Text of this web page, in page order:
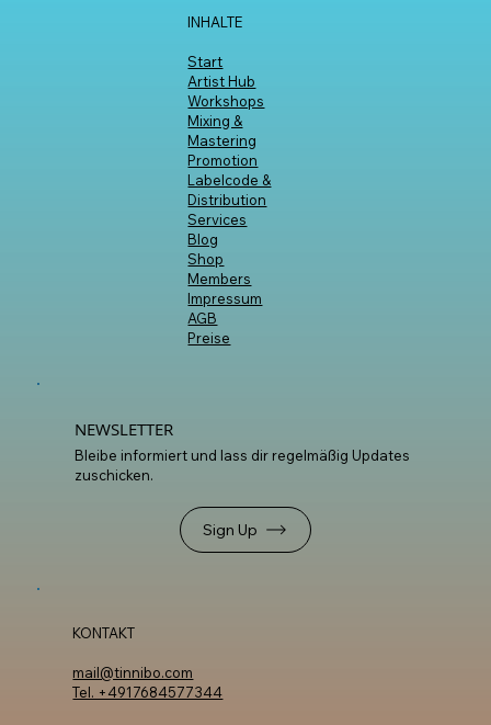
EFA 2024 - Die Location und der Aufbau im
INHALTE
Start
Artist Hub
Workshops
Mixing &
Mastering
Promotion
Labelcode &
Distribution
Services
Blog
Shop
Members
Impressum
AGB
Preise
NEWSLETTER
Bleibe informiert und lass dir regelmäßig Updates
zuschicken.
Sign Up
KONTAKT
mail@tinnibo.com
Tel. +4917684577344